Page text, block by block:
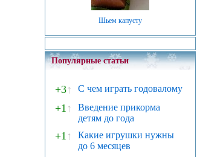
Шьем капусту
Популярные статьи
+3↑ С чем играть годовалому
+1↑
Введение прикорма
детям до года
+1↑
Какие игрушки нужны
до 6 месяцев